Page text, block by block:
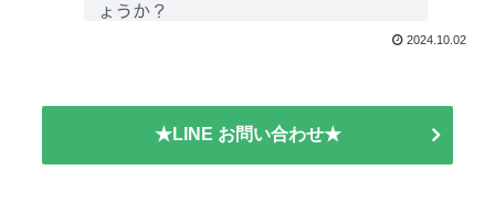
2024.10.02
★LINE お問い合わせ★